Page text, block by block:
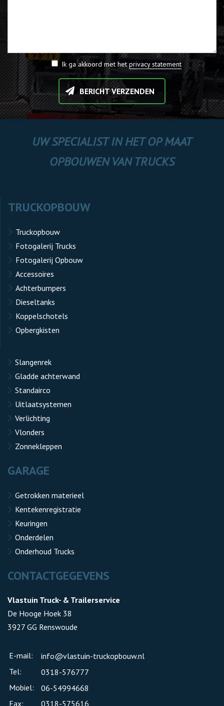
Ik ga akkoord met hetprivacy statement
BERICHT VERZENDEN
UW SPECIALIST IN HET OP MAAT
OPBOUWEN VAN TRUCKS
TRUCKOPBOUW
Truckopbouw
Fotogalerij Trucks
Fotogalerij Opbouw
Accessoires
Achterbumpers
Dieseltanks
Koppelschotels
Opbergkisten
Slangenrek
Gladde achterwand
Standairco
Uitlaatsystemen
Verlichting
Vlonders
Zonnekleppen
GARAGE
Getrokken materieel
Kentekenregistratie
Keuringen
Onderdelen
Onderhoud Trucks
CONTACTGEGEVENS
Vlastuin Truck- & Trailerservice
De Hooge Hoek 38
3927 GG Renswoude
E-mail:
info@vlastuin-truckopbouw.nl
Tel:
0318-576777
Mobiel:
06-54994668
Fax:
0318-575616